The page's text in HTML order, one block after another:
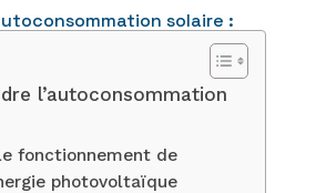
solaire :
l’autoconsommation
fonctionnement de
photovoltaïque